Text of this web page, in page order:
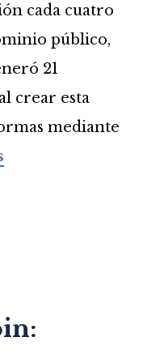
cada cuatro
público,
21
crear esta
mediante